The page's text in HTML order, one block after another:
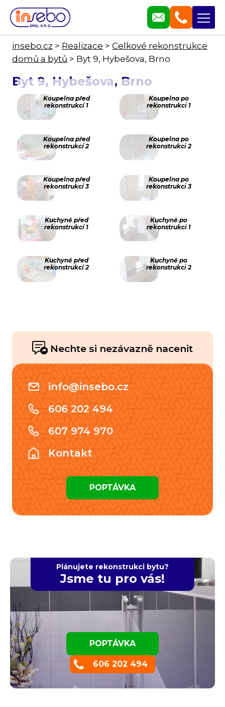
insebo.cz > Realizace > Celkové rekonstrukce
domů a bytů > Byt 9, Hybešova, Brno
Byt 9, Hybešova, Brno
Koupelna před
rekonstrukcí 1
Koupelna po
rekonstrukci 1
Koupelna před
rekonstrukcí 2
Koupelna po
rekonstrukci 2
Koupelna před
rekonstrukcí 3
Koupelna po
rekonstrukci 3
Kuchyně před
rekonstrukcí 1
Kuchyně po
rekonstrukci 1
Kuchyně před
rekonstrukcí 2
Kuchyně po
rekonstrukci 2
Nechte si nezávazně nacenit
info@insebo.cz
606 202 494
607 974 970
Kontakt
POPTÁVKA
Plánujete rekonstrukci bytu?
Jsme tu pro vás!
POPTÁVKA
606 202 494